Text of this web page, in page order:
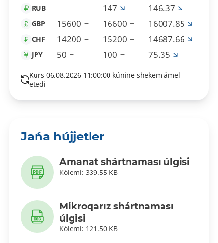
RUB 147 146.37
GBP 15600 16600 16007.85
CHF 14200 15200 14687.66
JPY 50 100 75.35
Kurs 06.08.2026 11:00:00 kúnine shekem ámel
etedi
Jańa hújjetler
Amanat shártnaması úlgisi
Kólemi: 339.55 KB
Mikroqarız shártnaması
úlgisi
Kólemi: 121.50 KB